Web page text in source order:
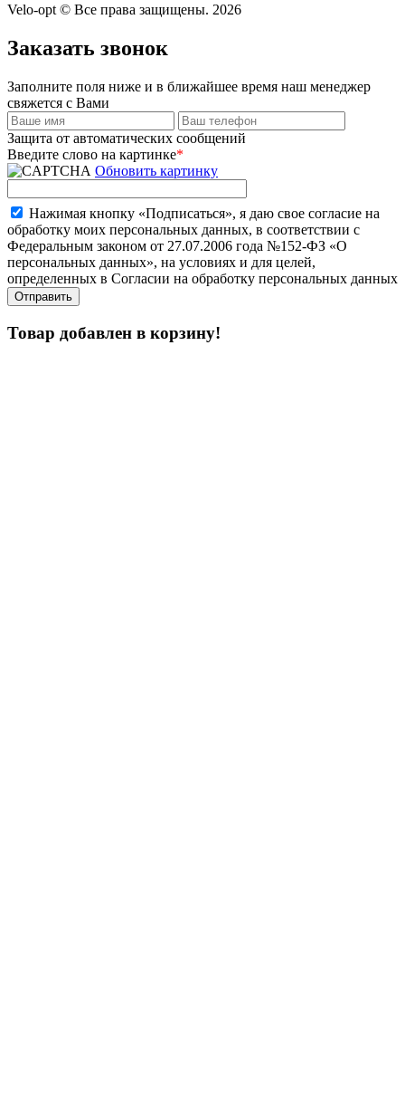
Velo-opt © Все права защищены. 2026
Заказать звонок
Заполните поля ниже и в ближайшее время наш менеджер
свяжется с Вами
Защита от автоматических сообщений
Введите слово на картинке*
Обновить картинку
Нажимая кнопку «Подписаться», я даю свое согласие на
обработку моих персональных данных, в соответствии с
Федеральным законом от 27.07.2006 года №152-ФЗ «О
персональных данных», на условиях и для целей,
определенных в Согласии на обработку персональных данных
Товар добавлен в корзину!